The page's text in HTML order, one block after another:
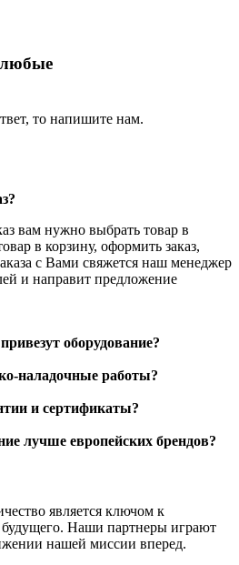
любые
то напишите нам.
вам нужно выбрать товар в
в корзину, оформить заказ,
с Вами свяжется наш менеджер
и направит предложение
оборудование?
наладочные работы?
и сертификаты?
лучше европейских брендов?
является ключом к
Наши партнеры играют
нашей миссии вперед.